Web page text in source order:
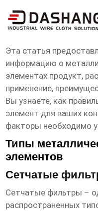
металлические
элементы
Эта статья
информацию о
элементах продукт,
применение,
Вы узнаете, как
элемент для ваших
факторы необходимо
Типы
элементов
Сетчатые
Сетчатые фильтры –
распространенных